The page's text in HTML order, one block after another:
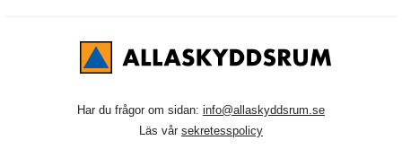
Har du frågor om sidan: info@allaskyddsrum.se
Läs vår sekretesspolicy